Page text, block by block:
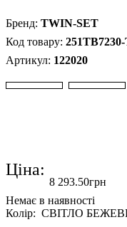
TWIN-SET
122020
Ціна:
8 293.50грн
Колір: СВІТЛО